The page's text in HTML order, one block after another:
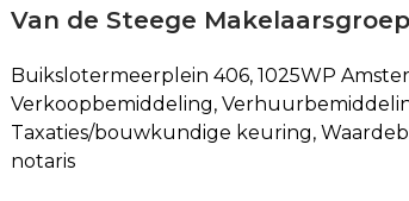
Van de Steege
Buikslotermeerplein 406, 1025WP
Verkoopbemiddeling,
Taxaties/bouwkundige keuring,
notaris